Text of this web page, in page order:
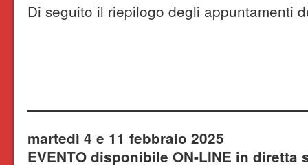
Di seguito il riepilogo degli appuntamenti
martedì 4 e 11 febbraio 2025
EVENTO disponibile ON-LINE in diretta